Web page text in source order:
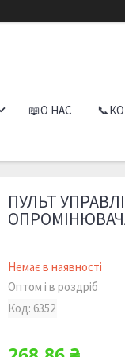
📖О НАС
ПУЛЬТ
Немає в наявності
Оптом і в роздріб
Код: 6352